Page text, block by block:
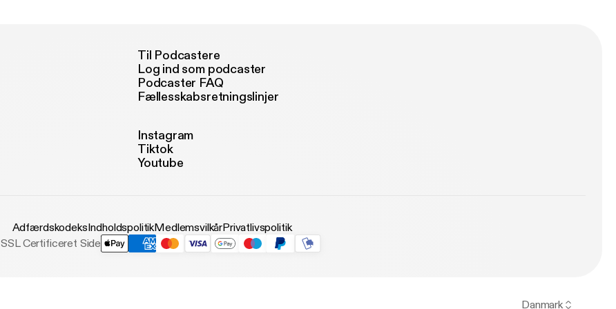
Til Podcastere
Log ind som podcaster
Podcaster FAQ
Fællesskabsretningslinjer
Instagram
Tiktok
Youtube
AdfærdskodeksIndholdspolitikMedlemsvilkårPrivatlivspolitik
SSL Certificeret Side
Danmark